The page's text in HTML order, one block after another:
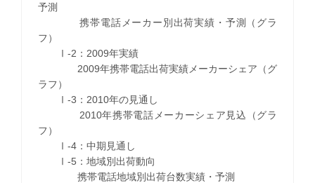
予測
携帯電話メーカー別出荷実績・予測（グラ
フ）
Ⅰ-2：2009年実績
2009年携帯電話出荷実績メーカーシェア（グ
ラフ）
Ⅰ-3：2010年の見通し
2010年携帯電話メーカーシェア見込（グラ
フ）
Ⅰ-4：中期見通し
Ⅰ-5：地域別出荷動向
携帯電話地域別出荷台数実績・予測